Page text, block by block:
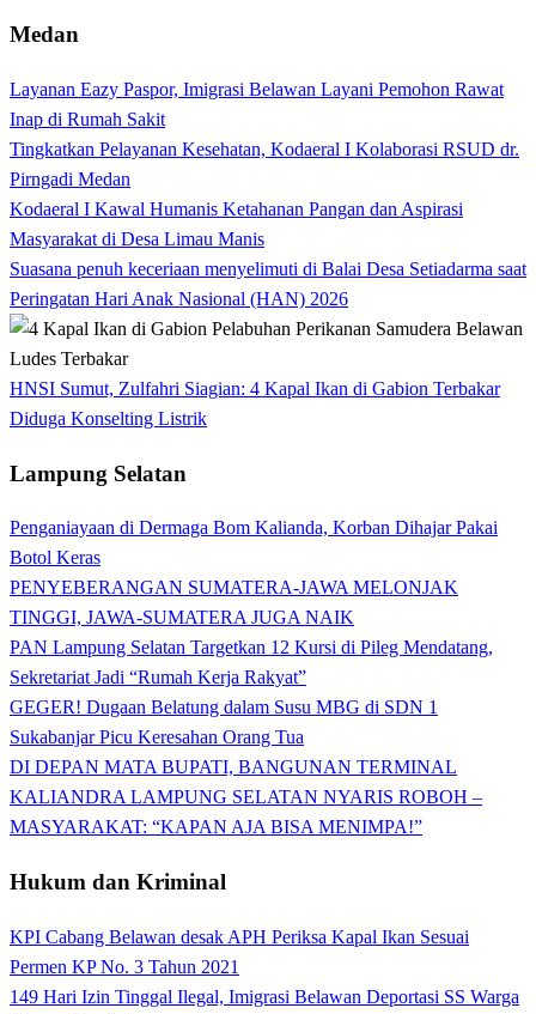
Medan
Layanan Eazy Paspor, Imigrasi Belawan Layani Pemohon Rawat
Inap di Rumah Sakit
Tingkatkan Pelayanan Kesehatan, Kodaeral I Kolaborasi RSUD dr.
Pirngadi Medan‎
Kodaeral I Kawal Humanis Ketahanan Pangan dan Aspirasi
Masyarakat di Desa Limau Manis
Suasana penuh keceriaan menyelimuti di Balai Desa Setiadarma saat
Peringatan Hari Anak Nasional (HAN) 2026
HNSI Sumut, Zulfahri Siagian: 4 Kapal Ikan di Gabion Terbakar
Diduga Konselting Listrik
Lampung Selatan
Penganiayaan di Dermaga Bom Kalianda, Korban Dihajar Pakai
Botol Keras
PENYEBERANGAN SUMATERA-JAWA MELONJAK
TINGGI, JAWA-SUMATERA JUGA NAIK
PAN Lampung Selatan Targetkan 12 Kursi di Pileg Mendatang,
Sekretariat Jadi “Rumah Kerja Rakyat”
GEGER! Dugaan Belatung dalam Susu MBG di SDN 1
Sukabanjar Picu Keresahan Orang Tua
DI DEPAN MATA BUPATI, BANGUNAN TERMINAL
KALIANDRA LAMPUNG SELATAN NYARIS ROBOH –
MASYARAKAT: “KAPAN AJA BISA MENIMPA!”
Hukum dan Kriminal
KPI Cabang Belawan desak APH Periksa Kapal Ikan Sesuai
Permen KP No. 3 Tahun 2021
149 Hari Izin Tinggal Ilegal, Imigrasi Belawan Deportasi SS Warga